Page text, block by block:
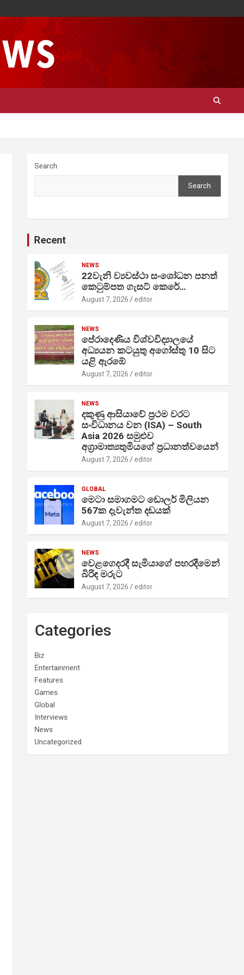
Search
Search
Recent
NEWS
22වැනි ව්‍යවස්ථා සංශෝධන පනත්
කෙටුම්පත ගැසට් කෙරේ…
August 7, 2026 editor
NEWS
පේරාදෙණිය විශ්වවිද්‍යාලයේ
අධ්‍යයන කටයුතු අගෝස්තු 10 සිට
යළි ඇරඹේ
August 7, 2026 editor
NEWS
දකුණු ආසියාවේ ප්‍රථම වරට
සංවිධානය වන (ISA) – South
Asia 2026 සමුළුව
අග්‍රාමාත්‍යතුමියගේ ප්‍රධානත්වයෙන්
August 7, 2026 editor
GLOBAL
මෙටා සමාගමට ඩොලර් මිලියන
567ක දැවැන්ත දඩයක්
August 7, 2026 editor
NEWS
වෙළගෙදරදී සැමියාගේ පහරදීමෙන්
බිරිඳ මරුට
August 7, 2026 editor
Categories
Biz
Entertainment
Features
Games
Global
Interviews
News
Uncategorized